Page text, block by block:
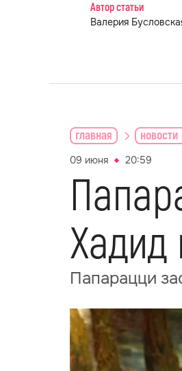
Автор статьи
Валерия
главная
09 июня 20:59
Хадид
Папарацци